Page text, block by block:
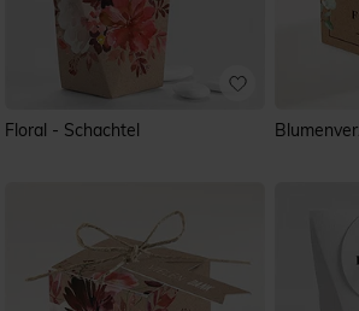
Floral - Schachtel